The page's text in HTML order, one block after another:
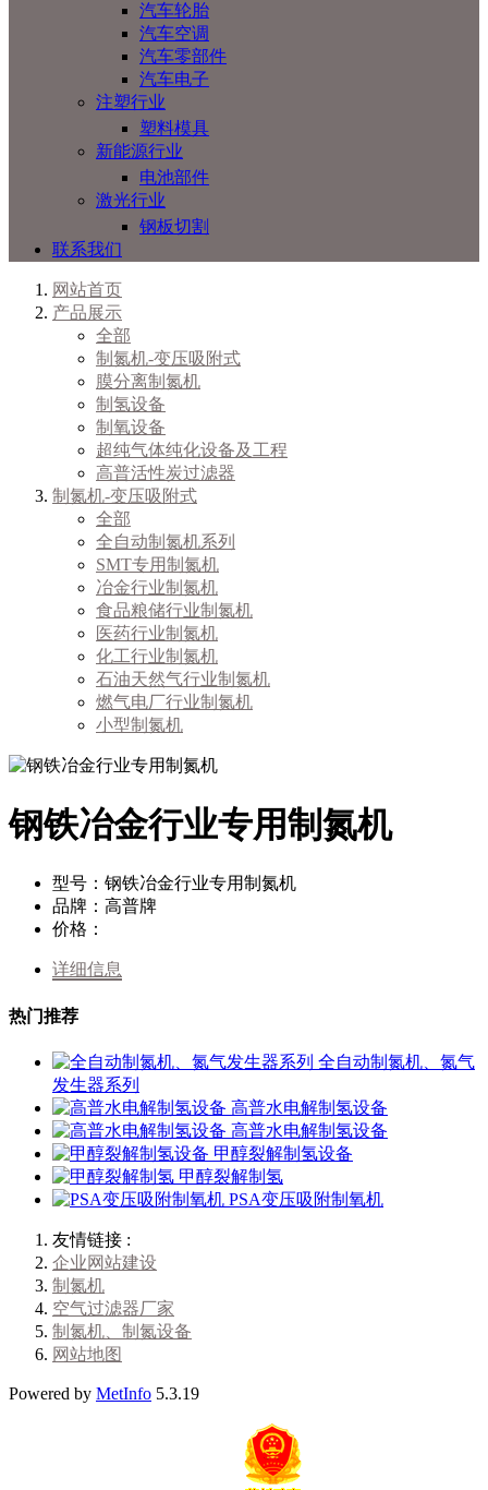
汽车轮胎
汽车空调
汽车零部件
汽车电子
注塑行业
塑料模具
新能源行业
电池部件
激光行业
钢板切割
联系我们
网站首页
产品展示
全部
制氮机-变压吸附式
膜分离制氮机
制氢设备
制氧设备
超纯气体纯化设备及工程
高普活性炭过滤器
制氮机-变压吸附式
全部
全自动制氮机系列
SMT专用制氮机
冶金行业制氮机
食品粮储行业制氮机
医药行业制氮机
化工行业制氮机
石油天然气行业制氮机
燃气电厂行业制氮机
小型制氮机
钢铁冶金行业专用制氮机
型号：钢铁冶金行业专用制氮机
品牌：高普牌
价格：
详细信息
热门推荐
全自动制氮机、氮气
发生器系列
高普水电解制氢设备
高普水电解制氢设备
甲醇裂解制氢设备
甲醇裂解制氢
PSA变压吸附制氧机
友情链接 :
企业网站建设
制氮机
空气过滤器厂家
制氮机、制氮设备
网站地图
Powered by MetInfo 5.3.19